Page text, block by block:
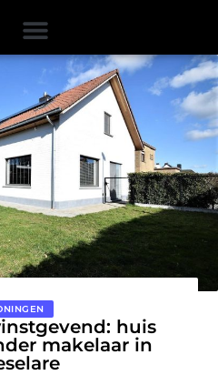
huis
makelaar in